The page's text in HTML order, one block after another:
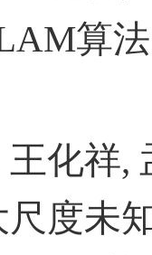
算
王化祥,
度未